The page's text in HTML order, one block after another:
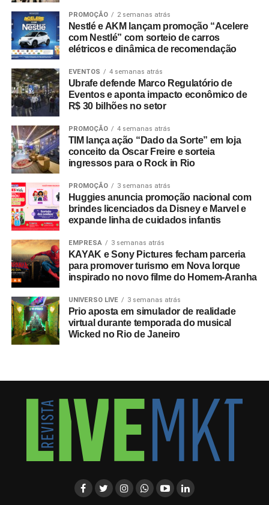
PROMOÇÃO 2 semanas atrás
Nestlé e AKM lançam promoção “Acelere
com Nestlé” com sorteio de carros
elétricos e dinâmica de recomendação
EVENTOS 4 semanas atrás
Ubrafe defende Marco Regulatório de
Eventos e aponta impacto econômico de
R$ 30 bilhões no setor
PROMOÇÃO 4 semanas atrás
TIM lança ação “Dado da Sorte” em loja
conceito da Oscar Freire e sorteia
ingressos para o Rock in Rio
PROMOÇÃO 3 semanas atrás
Huggies anuncia promoção nacional com
brindes licenciados da Disney e Marvel e
expande linha de cuidados infantis
EMPRESA 3 semanas atrás
KAYAK e Sony Pictures fecham parceria
para promover turismo em Nova Iorque
inspirado no novo filme do Homem-Aranha
UNIVERSO LIVE 3 semanas atrás
Prio aposta em simulador de realidade
virtual durante temporada do musical
Wicked no Rio de Janeiro